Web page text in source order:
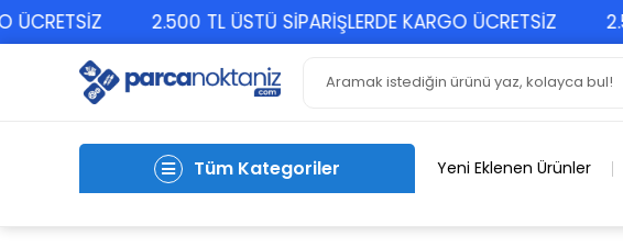
2.500 TL ÜSTÜ SİPARİŞLERDE KARGO ÜCRETSİZ 2.500
Tüm Kategoriler Yeni Eklenen Ürünler